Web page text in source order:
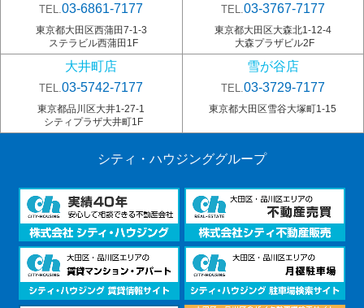
TEL.03-6861-7177
東京都大田区西蒲田7-1-3
ステラビル西蒲田1F
TEL. 03-3767-7177
東京都大田区大森北1-12-4
大森プラザビル2F
大井町店
TEL.03-5742-7177
東京都品川区大井1-27-1
シティプラザ大井町1F
雪が谷店
TEL. 03-3729-7177
東京都大田区雪谷大塚町1-15
シティ・ハウジンググループ